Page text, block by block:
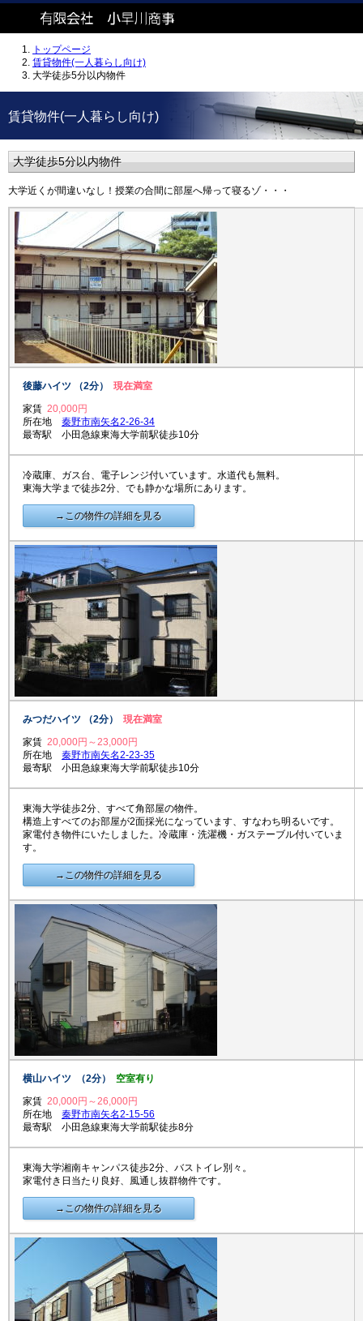
トップページ
賃貸物件(一人暮らし向け)
大学徒歩5分以内物件
賃貸物件(一人暮らし向け)
大学徒歩5分以内物件
大学近くが間違いなし！授業の合間に部屋へ帰って寝るゾ・・・
後藤ハイツ （2分） 現在満室
家賃 20,000円
所在地 秦野市南矢名2-26-34
最寄駅 小田急線東海大学前駅徒歩10分
冷蔵庫、ガス台、電子レンジ付いています。水道代も無料。
東海大学まで徒歩2分、でも静かな場所にあります。
→この物件の詳細を見る
みつだハイツ （2分） 現在満室
家賃 20,000円～23,000円
所在地 秦野市南矢名2-23-35
最寄駅 小田急線東海大学前駅徒歩10分
東海大学徒歩2分、すべて角部屋の物件。
構造上すべてのお部屋が2面採光になっています、すなわち明るいです。
家電付き物件にいたしました。冷蔵庫・洗濯機・ガステーブル付いていま
す。
→この物件の詳細を見る
横山ハイツ （2分） 空室有り
家賃 20,000円～26,000円
所在地 秦野市南矢名2-15-56
最寄駅 小田急線東海大学前駅徒歩8分
東海大学湘南キャンパス徒歩2分、バストイレ別々。
家電付き日当たり良好、風通し抜群物件です。
→この物件の詳細を見る